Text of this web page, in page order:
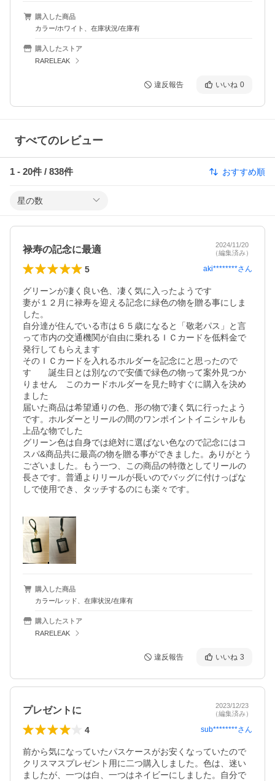
購入した商品
カラー/ホワイト、在庫状況/在庫有
購入したストア
RARELEAK
違反報告 いいね 0
すべてのレビュー
1 - 20件 / 838件 おすすめ順
星の数
禄寿の記念に最適
2024/11/20
（編集済み）
5 aki********さん
グリーンが凄く良い色、凄く気に入ったようです
妻が１２月に禄寿を迎える記念に緑色の物を贈る事にしま
した。
自分達が住んでいる市は６５歳になると「敬老パス」と言
って市内の交通機関が自由に乗れるＩＣカードを低料金で
発行してもらえます
そのＩＣカードを入れるホルダーを記念にと思ったので
す　　誕生日とは別なので安価で緑色の物って案外見つか
りません　このカードホルダーを見た時すぐに購入を決め
ました
届いた商品は希望通りの色、形の物で凄く気に行ったよう
です。ホルダーとリールの間のワンポイントイニシャルも
上品な物でした
グリーン色は自身では絶対に選ばない色なので記念にはコ
スパ&商品共に最高の物を贈る事ができました。ありがとう
ございました。もう一つ、この商品の特徴としてリールの
長さです。普通よりリールが長いのでバッグに付けっぱな
しで使用でき、タッチするのにも楽々です。
購入した商品
カラー/レッド、在庫状況/在庫有
購入したストア
RARELEAK
違反報告 いいね 3
プレゼントに
2023/12/23
（編集済み）
4 sub********さん
前から気になっていたパスケースがお安くなっていたので
クリスマスプレゼント用に二つ購入しました。色は、迷い
ましたが、一つは白、一つはネイビーにしました。自分で